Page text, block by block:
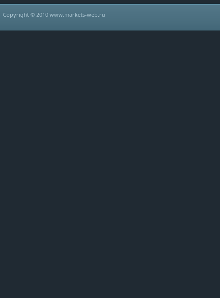
Copyright © 2010 www.markets-web.ru